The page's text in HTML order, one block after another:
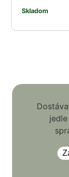
Skladom